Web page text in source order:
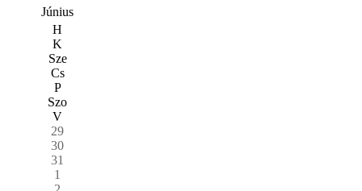
Június
H
K
Sze
Cs
P
Szo
V
29
30
31
1